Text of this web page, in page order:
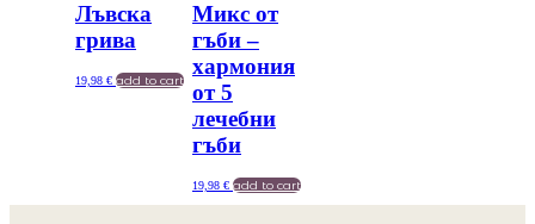
Лъвска
грива
19,98 € add to cart
Микс от
гъби –
хармония
от 5
лечебни
гъби
19,98 € add to cart